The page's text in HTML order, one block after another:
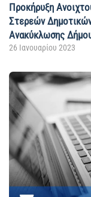
Προκήρυξη
Στερεών
Ανακύκλωσης
26 Ιανουαρίου 2023